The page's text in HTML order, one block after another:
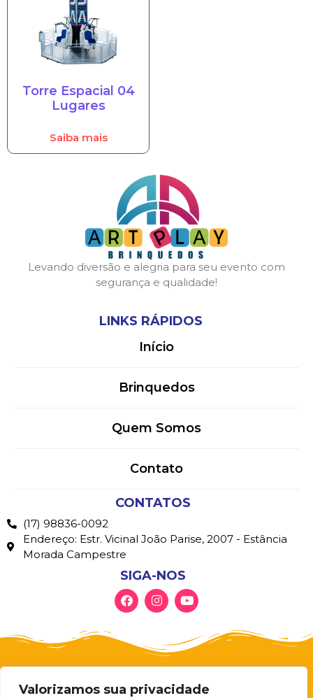
Valorizamos sua privacidade
Torre Espacial 04
Lugares
Saiba mais
Levando diversão e alegria para seu evento com
segurança e qualidade!
LINKS RÁPIDOS
Início
Brinquedos
Quem Somos
Contato
CONTATOS
(17) 98836-0092
Endereço: Estr. Vicinal João Parise, 2007 - Estância
Morada Campestre
SIGA-NOS